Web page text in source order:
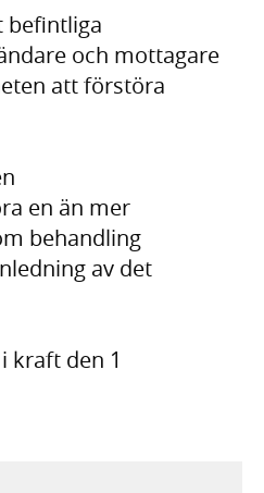
befintliga
och mottagare
att förstöra
en än mer
behandling
av det
kraft den 1